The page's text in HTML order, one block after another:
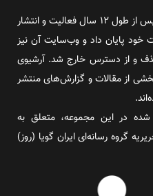
روز آنلاین روزنامه‌ای اینترنتی بود که پس از طول ۱۲ سال فعالیت و انتشار
سال ۲۰۱۶ به فعالیت خود پایان داد و وب‌سایت آن نیز
و از دسترس خارج شد. آرشیوی
از مقالات و گزارش‌های منتشر
در این مجموعه، متعلق به
گروه رسانه‌ای ایران گویا (روز)